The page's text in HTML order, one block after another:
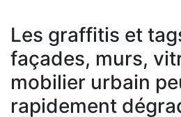
Les graffitis et
façades, murs,
mobilier urbain
rapidement